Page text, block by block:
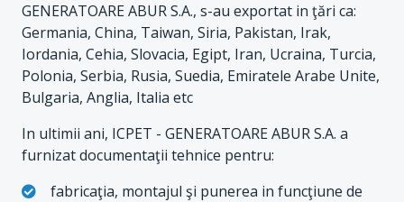
GENERATOARE ABUR S.A., s-au exportat in ţări ca:
Germania, China, Taiwan, Siria, Pakistan, Irak,
Iordania, Cehia, Slovacia, Egipt, Iran, Ucraina, Turcia,
Polonia, Serbia, Rusia, Suedia, Emiratele Arabe Unite,
Bulgaria, Anglia, Italia etc
In ultimii ani, ICPET - GENERATOARE ABUR S.A. a
furnizat documentaţii tehnice pentru:
fabricaţia, montajul şi punerea in funcţiune de